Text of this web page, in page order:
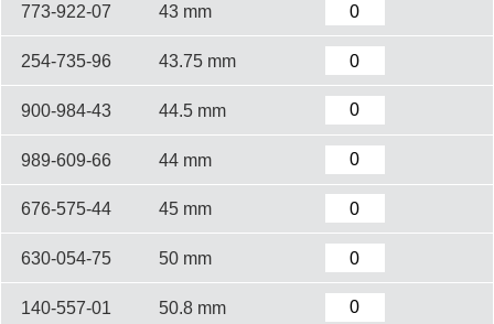
773-922-07 43 mm
254-735-96 43.75 mm
900-984-43 44.5 mm
989-609-66 44 mm
676-575-44 45 mm
630-054-75 50 mm
140-557-01 50.8 mm